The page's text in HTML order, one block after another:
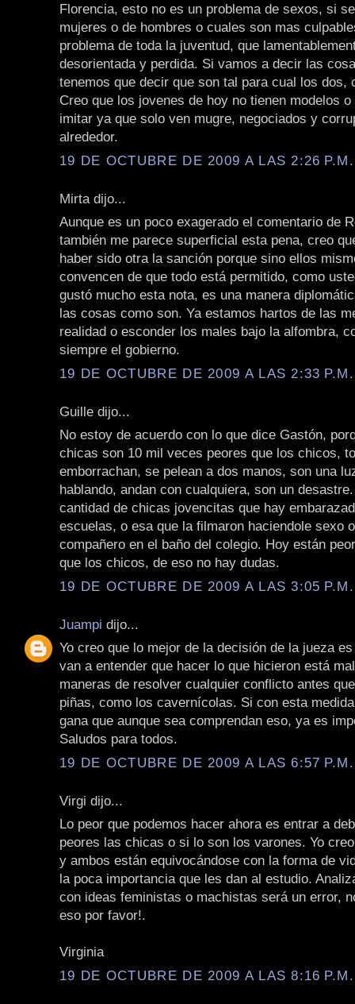
Florencia, esto no es un problema de sexos, si
mujeres o de hombres o cuales son mas
problema de toda la juventud, que
desorientada y perdida. Si vamos a decir las
tenemos que decir que son tal para cual los dos,
Creo que los jovenes de hoy no tienen modelos
imitar ya que solo ven mugre, negociados y
alrededor.
19 DE OCTUBRE DE 2009 A LAS 2:26 P.M.
Mirta dijo...
Aunque es un poco exagerado el comentario de
también me parece superficial esta pena, creo
haber sido otra la sanción porque sino ellos
convencen de que todo está permitido, como
gustó mucho esta nota, es una manera
las cosas como son. Ya estamos hartos de las
realidad o esconder los males bajo la alfombra,
siempre el gobierno.
19 DE OCTUBRE DE 2009 A LAS 2:33 P.M.
Guille dijo...
No estoy de acuerdo con lo que dice Gastón,
chicas son 10 mil veces peores que los chicos,
emborrachan, se pelean a dos manos, son una
hablando, andan con cualquiera, son un
cantidad de chicas jovencitas que hay
escuelas, o esa que la filmaron haciendole sexo
compañero en el baño del colegio. Hoy están
que los chicos, de eso no hay dudas.
19 DE OCTUBRE DE 2009 A LAS 3:05 P.M.
Juampi dijo...
Yo creo que lo mejor de la decisión de la jueza
van a entender que hacer lo que hicieron está
maneras de resolver cualquier conflicto antes
piñas, como los cavernícolas. Si con esta
gana que aunque sea comprendan eso, ya es
Saludos para todos.
19 DE OCTUBRE DE 2009 A LAS 6:57 P.M.
Virgi dijo...
Lo peor que podemos hacer ahora es entrar a
peores las chicas o si lo son los varones. Yo
y ambos están equivocándose con la forma de
la poca importancia que les dan al estudio.
con ideas feministas o machistas será un error,
eso por favor!.
Virginia
19 DE OCTUBRE DE 2009 A LAS 8:16 P.M.